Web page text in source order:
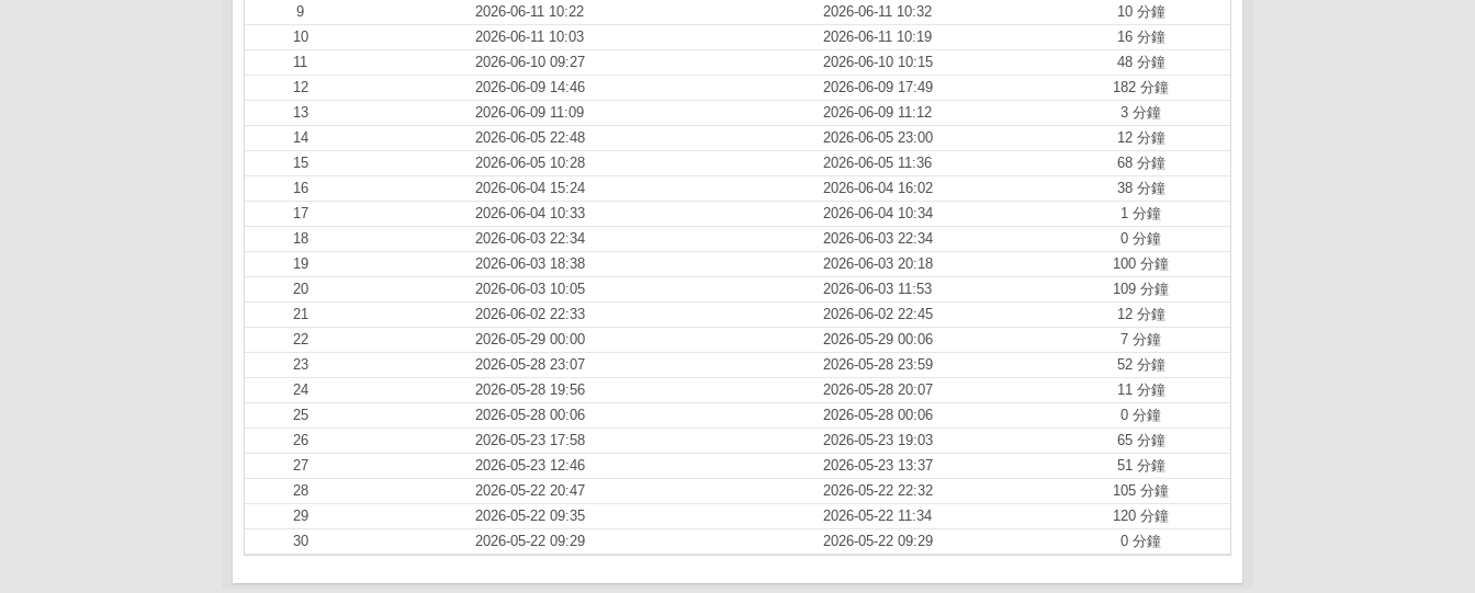
9
2026-06-11 10:22 2026-06-11 10:32
10 分鐘
10
2026-06-11 10:03 2026-06-11 10:19
16 分鐘
11
2026-06-10 09:27 2026-06-10 10:15
48 分鐘
12
2026-06-09 14:46 2026-06-09 17:49
182 分鐘
13
2026-06-09 11:09 2026-06-09 11:12
3 分鐘
14
2026-06-05 22:48 2026-06-05 23:00
12 分鐘
15
2026-06-05 10:28 2026-06-05 11:36
68 分鐘
16
2026-06-04 15:24 2026-06-04 16:02
38 分鐘
17
2026-06-04 10:33 2026-06-04 10:34
1 分鐘
18
2026-06-03 22:34 2026-06-03 22:34
0 分鐘
19
2026-06-03 18:38 2026-06-03 20:18
100 分鐘
20
2026-06-03 10:05 2026-06-03 11:53
109 分鐘
21
2026-06-02 22:33 2026-06-02 22:45
12 分鐘
22
2026-05-29 00:00 2026-05-29 00:06
7 分鐘
23
2026-05-28 23:07 2026-05-28 23:59
52 分鐘
24
2026-05-28 19:56 2026-05-28 20:07
11 分鐘
25
2026-05-28 00:06 2026-05-28 00:06
0 分鐘
26
2026-05-23 17:58 2026-05-23 19:03
65 分鐘
27
2026-05-23 12:46 2026-05-23 13:37
51 分鐘
28
2026-05-22 20:47 2026-05-22 22:32
105 分鐘
29
2026-05-22 09:35 2026-05-22 11:34
120 分鐘
30
2026-05-22 09:29 2026-05-22 09:29 0 分鐘